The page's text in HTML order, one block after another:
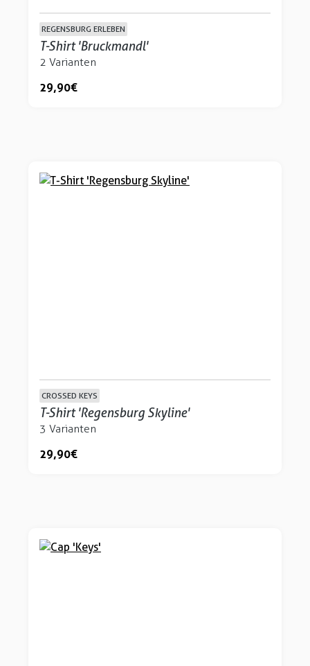
REGENSBURG ERLEBEN
T-Shirt 'Bruckmandl'
2 Varianten
29,90 €
CROSSED KEYS
T-Shirt 'Regensburg Skyline'
3 Varianten
29,90 €